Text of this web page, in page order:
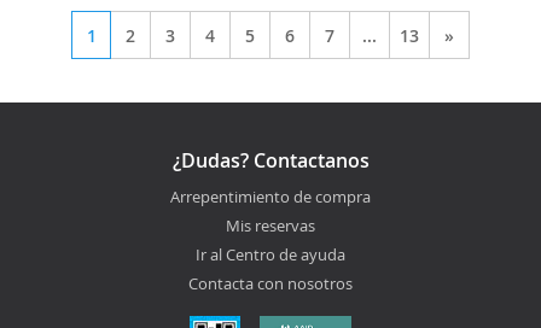
1 2 3 4 5 6 7 ... 13 »
¿Dudas? Contactanos
Arrepentimiento de compra
Mis reservas
Ir al Centro de ayuda
Contacta con nosotros